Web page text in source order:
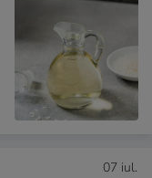
07 iul.